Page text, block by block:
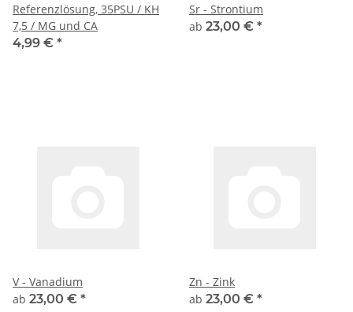
Referenzlösung, 35PSU / KH
7,5 / MG und CA
4,99 € *
Sr - Strontium
ab 23,00 € *
V - Vanadium
ab 23,00 € *
Zn - Zink
ab 23,00 € *